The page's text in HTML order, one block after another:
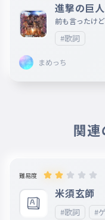
進撃の巨
前も言ったけ
みんなにも見
毎回５位まで
みたよだから
#歌詞
まめっち
関
難易度
米須玄師
番だけ
#歌詞 #